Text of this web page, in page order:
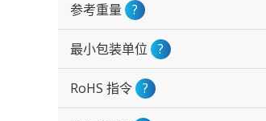
参考重量 ?
最小包装单位 ?
RoHS 指令 ?